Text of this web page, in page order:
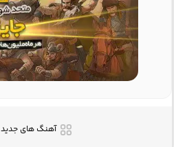
آهنگ های جدید